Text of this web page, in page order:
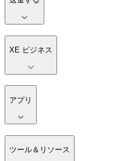
XE ビジネス
アプリ
ツール＆リソース